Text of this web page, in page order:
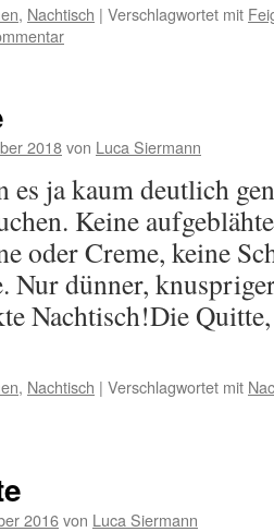
, Nachtisch | Verschlagwortet mit
2018von Luca Siermann
es ja kaum deutlich
Keine
oder Creme, keine
Nur dünner,
Nachtisch!Die
, Nachtisch | Verschlagwortet mit
2016von Luca Siermann